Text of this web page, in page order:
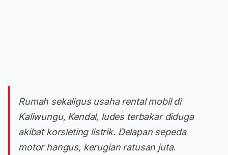
Rumah sekaligus usaha rental mobil di
Kaliwungu, Kendal, ludes terbakar diduga
akibat korsleting listrik. Delapan sepeda
motor hangus, kerugian ratusan juta.